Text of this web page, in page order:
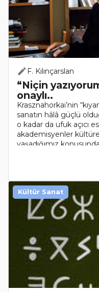
F. Kılınçarslan
“Niçin
onaylı..
Krasznahorkai’nin
sanatın hâlâ güçlü
o kadar da ufuk açıcı
akademisyenler
yaşadığımız
Kültür Sanat